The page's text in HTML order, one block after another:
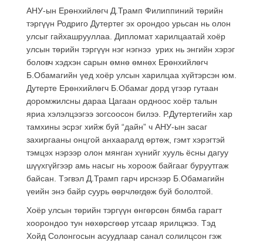
АНУ-ын Ерөнхийлөгч Д.Трамп Филиппиний төрийн
тэргүүн Родриго Дутертег эх орондоо урьсан нь олон
улсыг гайхашрууллаа. Дипломат харилцаатай хоёр
улсын төрийн тэргүүн нэг нэгнээ урих нь энгийн хэрэг
боловч хэдхэн сарын өмнө өмнөх Ерөнхийлөгч
Б.Обамагийн үед хоёр улсын харилцаа хүйтэрсэн юм.
Дутерте Ерөнхийлөгч Б.Обамаг дорд үгээр гутаан
доромжилсны дараа Цагаан ордноос хоёр талын
яриа хэлэлцээгээ зогсоосон билээ. Р.Дутертегийн хар
тамхины эсрэг хийж буй “дайн” ч АНУ-ын засаг
захиргааны онцгой анхааралд өртөж, гэмт хэрэгтэй
тэмцэх нэрээр олон мянган хүнийг хууль ёсны дагуу
шүүхгүйгээр амь насыг нь хороож байгааг буруутгаж
байсан. Тэгвэл Д.Трамп гарч ирснээр Б.Обамагийн
үеийн энэ байр суурь өөрчлөгдөж буй бололтой.
Хоёр улсын төрийн тэргүүн өнгөрсөн бямба гарагт
хоорондоо тун нөхөрсгөөр утсаар ярилцжээ. Тэд
Хойд Солонгосын асуудлаар санал солилцсон гэж